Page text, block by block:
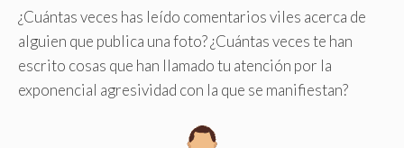
¿Cuántas veces has leído comentarios viles acerca de
alguien que publica una foto? ¿Cuántas veces te han
escrito cosas que han llamado tu atención por la
exponencial agresividad con la que se manifiestan?